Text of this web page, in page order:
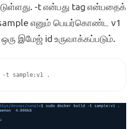
. -tஎன்பது tag என்பதைக்
எனும் பெயர்கொண்ட v1
இமேஜ் id உருவாக்கப்படும்.
-t sample:v1 .